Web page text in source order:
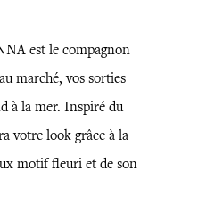
est le compagnon
marché, vos sorties
à la mer. Inspiré du
votre look grâce à la
motif fleuri et de son